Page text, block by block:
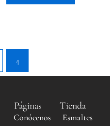
4
Páginas
Conócenos
Tienda
Esmaltes